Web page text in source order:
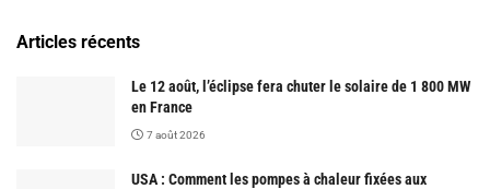
Articles récents
Le 12 août, l’éclipse fera chuter le solaire de 1 800 MW
en France
7 août 2026
USA : Comment les pompes à chaleur fixées aux